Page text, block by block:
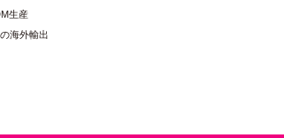
生産
海外輸出